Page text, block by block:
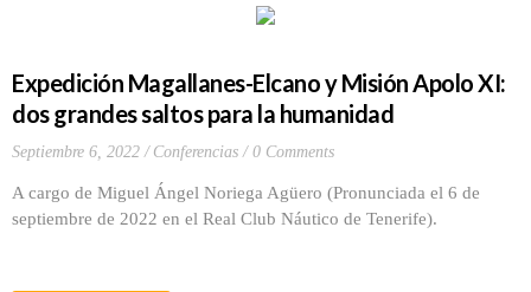
Expedición Magallanes-Elcano y Misión Apolo XI:
dos grandes saltos para la humanidad
Septiembre 6, 2022 Conferencias 0 Comments
A cargo de Miguel Ángel Noriega Agüero (Pronunciada el 6 de
septiembre de 2022 en el Real Club Náutico de Tenerife).